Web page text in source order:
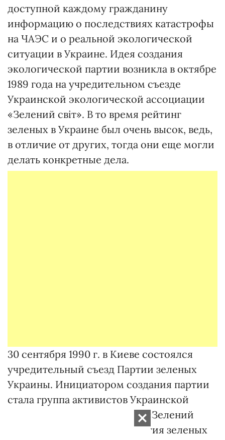
доступной каждому гражданину
информацию о последствиях катастрофы
на ЧАЭС и о реальной экологической
ситуации в Украине. Идея создания
экологической партии возникла в октябре
1989 года на учредительном съезде
Украинской экологической ассоциации
«Зелений світ». В то время рейтинг
зеленых в Украине был очень высок, ведь,
в отличие от других, тогда они еще могли
делать конкретные дела.
30 сентября 1990 г. в Киеве состоялся
учредительный съезд Партии зеленых
Украины. Инициатором создания партии
стала группа активистов Украинской
экологической ассоциации «Зелений
світ». В январе 1994 года Партия зеленых